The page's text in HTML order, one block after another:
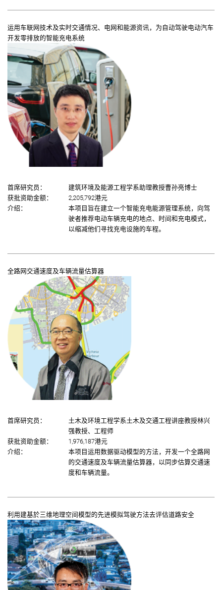
运用车联网技术及实时交通情况、电网和能源资讯，为自动驾驶电动汽车
开发零排放的智能充电系统
首席研究员：
建筑环境及能源工程学系助理教授曹孙亮博士
获批资助金额：
2,205,792港元
介绍：
本项目旨在建立一个智能充电能源管理系统，向驾
驶者推荐电动车辆充电的地点、时间和充电模式，
以缩减他们寻找充电设施的车程。
全路网交通速度及车辆流量估算器
首席研究员：
土木及环境工程学系土木及交通工程讲座教授林兴
强教授、工程师
获批资助金额：
1,976,187港元
介绍：
本项目运用数据驱动模型的方法，开发一个全路网
的交通速度及车辆流量估算器，以同步估算交通速
度和车辆流量。
利用建基於三维地理空间模型的先进模拟驾驶方法去评估道路安全